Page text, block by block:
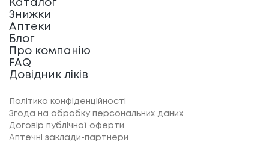
Каталог
Знижки
Аптеки
Блог
Про компанію
FAQ
Довідник ліків
Політика конфіденційності
Згода на обробку персональних даних
Договір публічної оферти
Аптечні заклади-партнери